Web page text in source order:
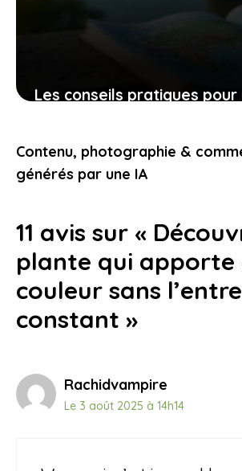
Les conseils pratiques
vous touchent
9 novembre 2025
Contenu, photographie &
générés par une IA
11 avis sur «
plante qui apporte
couleur sans
constant »
Rachidvampire
Le 3 août 2025 à 14h14